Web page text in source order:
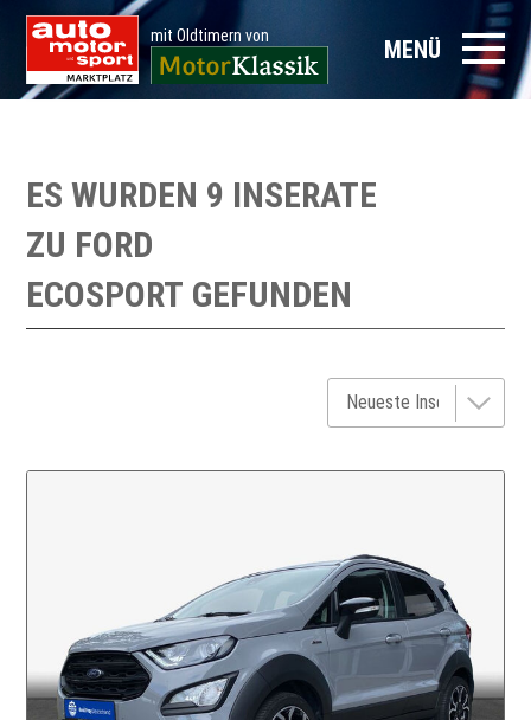
mit Oldtimern von MENÜ
ES WURDEN 9 INSERATE
ZU FORD
ECOSPORT GEFUNDEN